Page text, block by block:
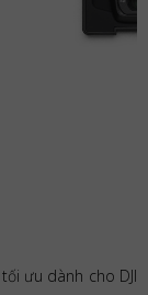
ưu dành cho DJI